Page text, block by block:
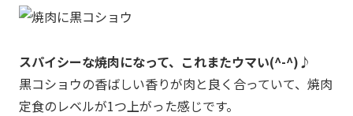
スパイシーな焼肉になって、これまたウマい(^-^)♪
黒コショウの香ばしい香りが肉と良く合っていて、焼肉
定食のレベルが1つ上がった感じです。